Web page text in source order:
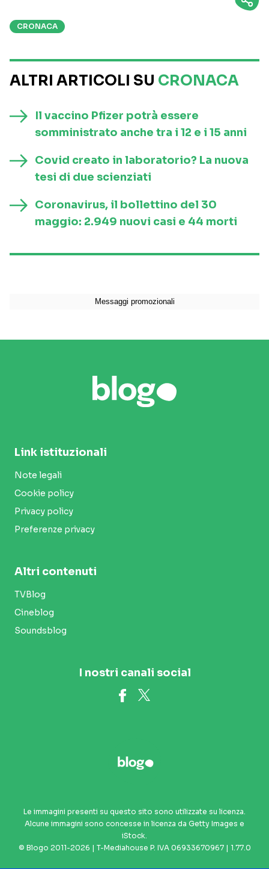
CRONACA
ALTRI ARTICOLI SU CRONACA
Il vaccino Pfizer potrà essere
somministrato anche tra i 12 e i 15 anni
Covid creato in laboratorio? La nuova
tesi di due scienziati
Coronavirus, il bollettino del 30
maggio: 2.949 nuovi casi e 44 morti
Link istituzionali
Note legali
Cookie policy
Privacy policy
Preferenze privacy
Altri contenuti
TVBlog
Cineblog
Soundsblog
I nostri canali social
Le immagini presenti su questo sito sono utilizzate su licenza.
Alcune immagini sono concesse in licenza da Getty Images e
iStock.
© Blogo 2011-2026 | T-Mediahouse P. IVA 06933670967 | 1.77.0